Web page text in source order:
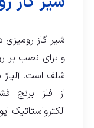
شیر گاز رومیزی
و برای نصب بر
شلف است. آلیاژ
از فلز برنج
الکترواستاتیک